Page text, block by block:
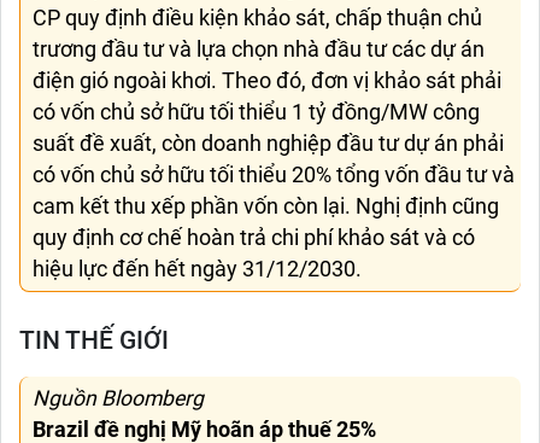
CP quy định điều kiện khảo sát, chấp thuận chủ
trương đầu tư và lựa chọn nhà đầu tư các dự án
điện gió ngoài khơi. Theo đó, đơn vị khảo sát phải
có vốn chủ sở hữu tối thiểu 1 tỷ đồng/MW công
suất đề xuất, còn doanh nghiệp đầu tư dự án phải
có vốn chủ sở hữu tối thiểu 20% tổng vốn đầu tư và
cam kết thu xếp phần vốn còn lại. Nghị định cũng
quy định cơ chế hoàn trả chi phí khảo sát và có
hiệu lực đến hết ngày 31/12/2030.
TIN THẾ GIỚI
Nguồn Bloomberg
Brazil đề nghị Mỹ hoãn áp thuế 25%